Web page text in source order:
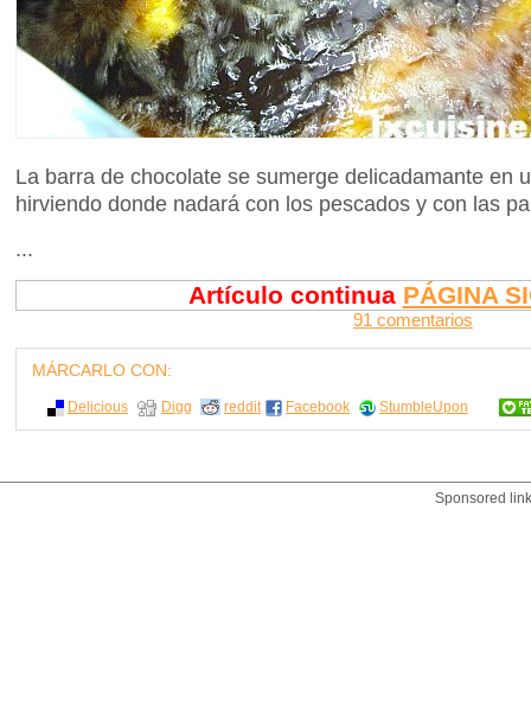
La barra de chocolate se sumerge delicadamante en
hirviendo donde nadará con los pescados y con las
...
Artículo continua PÁGINA
91 comentarios
MÁRCARLO CON:
Delicious Digg reddit Facebook StumbleUpon
Sponsored